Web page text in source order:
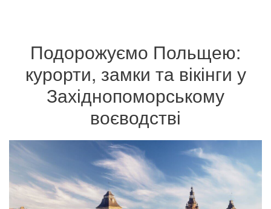
Подорожуємо Польщею:
курорти, замки та вікінги у
Західнопоморському
воєводстві